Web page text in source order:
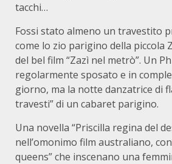
tacchi…
Fossi stato almeno un travestito
come lo zio parigino della piccola
del bel film “Zazì nel metrò”. Un
regolarmente sposato e in
giorno, ma la notte danzatrice di
travesti” di un cabaret parigino.
Una novella “Priscilla regina del
nell’omonimo film australiano,
queens” che inscenano una